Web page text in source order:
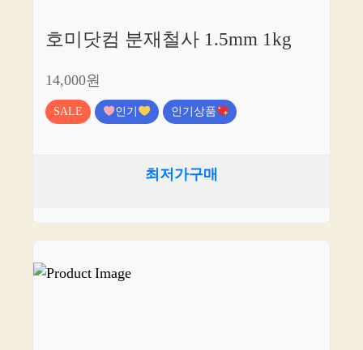
호미닷컴 분재철사 1.5mm 1kg
14,000원
SALE 인기 인기상품
최저가구매